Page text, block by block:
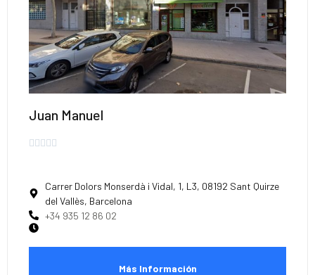
Juan Manuel
    
Carrer Dolors Monserdà i Vidal, 1, L3, 08192 Sant Quirze
del Vallès, Barcelona
+34 935 12 86 02
Más Información